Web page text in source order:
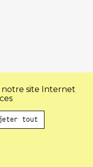
notre site Internet
tout